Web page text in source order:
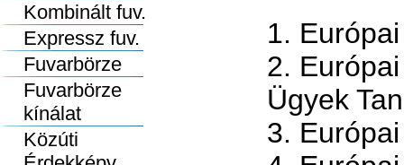
Kombinált fuv.
Expressz fuv.
Fuvarbörze
Fuvarbörze
kínálat
Közúti
1.
2.
Ügyek
3.